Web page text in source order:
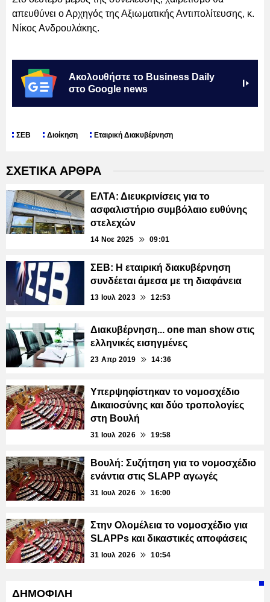
απευθύνει ο Αρχηγός της Αξιωματικής Αντιπολίτευσης, κ.
Νίκος Ανδρουλάκης.
Ακολουθήστε το Business Daily
στο Google news
ΣΕΒ Διοίκηση Εταιρική Διακυβέρνηση
ΣΧΕΤΙΚΑ ΑΡΘΡΑ
ΕΛΤΑ: Διευκρινίσεις για το
ασφαλιστήριο συμβόλαιο ευθύνης
στελεχών
14 Νοε 2025 09:01
ΣΕΒ: Η εταιρική διακυβέρνηση
συνδέεται άμεσα με τη διαφάνεια
13 Ιουλ 2023 12:53
Διακυβέρνηση... one man show στις
ελληνικές εισηγμένες
23 Απρ 2019 14:36
Υπερψηφίστηκαν το νομοσχέδιο
Δικαιοσύνης και δύο τροπολογίες
στη Βουλή
31 Ιουλ 2026 19:58
Βουλή: Συζήτηση για το νομοσχέδιο
ενάντια στις SLAPP αγωγές
31 Ιουλ 2026 16:00
Στην Ολομέλεια το νομοσχέδιο για
SLAPPs και δικαστικές αποφάσεις
31 Ιουλ 2026 10:54
ΔΗΜΟΦΙΛΗ